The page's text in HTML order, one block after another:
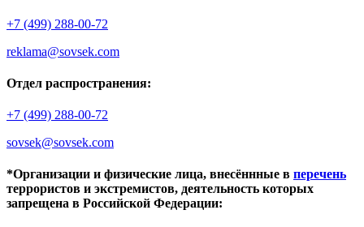
+7 (499) 288-00-72
reklama@sovsek.com
Отдел распространения:
+7 (499) 288-00-72
sovsek@sovsek.com
*Организации и физические лица, внесённные в перечень
террористов и экстремистов, деятельность которых
запрещена в Российской Федерации: